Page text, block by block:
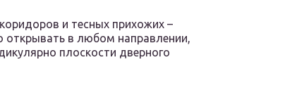
и тесных прихожих –
в любом направлении,
плоскости дверного